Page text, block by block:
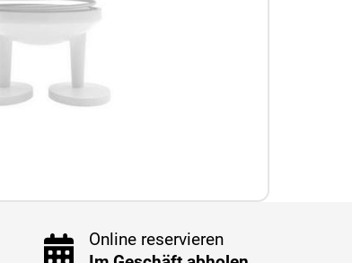
Online reservieren